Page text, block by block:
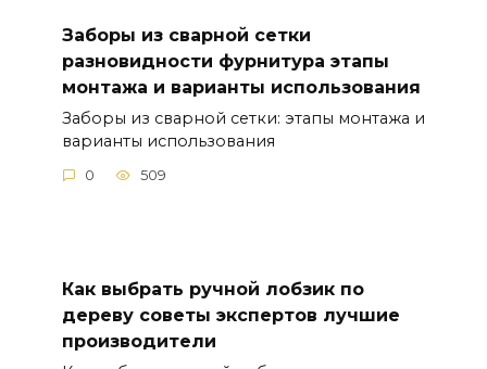
Заборы из сварной сетки
разновидности фурнитура этапы
монтажа и варианты использования
Заборы из сварной сетки: этапы монтажа и
варианты использования
0 509
Как выбрать ручной лобзик по
дереву советы экспертов лучшие
производители